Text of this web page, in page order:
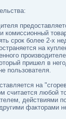
комиссионный
срок более 2-х
на
пришел в
пользователя.
на
считается любой
действиями
факторами